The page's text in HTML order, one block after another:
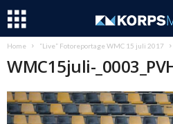
Home “Live” Fotoreportage WMC 15 juli 2017
WMC15juli-